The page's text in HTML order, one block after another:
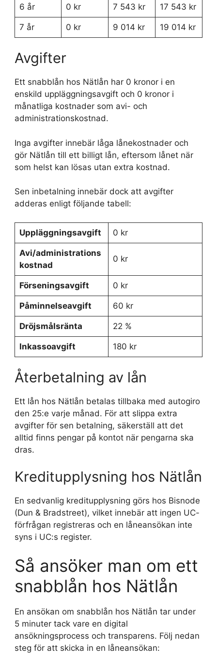
6 år 0 kr 7 543 kr 17 543 kr
7 år 0 kr 9 014 kr 19 014 kr
Avgifter
Ett snabblån hos Nätlån har 0 kronor i en
enskild uppläggningsavgift och 0 kronor i
månatliga kostnader som avi- och
administrationskostnad.
Inga avgifter innebär låga lånekostnader och
gör Nätlån till ett billigt lån, eftersom lånet när
som helst kan lösas utan extra kostnad.
Sen inbetalning innebär dock att avgifter
adderas enligt följande tabell:
Uppläggningsavgift 0 kr
Avi/administrations
kostnad
0 kr
Förseningsavgift 0 kr
Påminnelseavgift 60 kr
Dröjsmålsränta 22 %
Inkassoavgift 180 kr
Återbetalning av lån
Ett lån hos Nätlån betalas tillbaka med autogiro
den 25:e varje månad. För att slippa extra
avgifter för sen betalning, säkerställ att det
alltid finns pengar på kontot när pengarna ska
dras.
Kreditupplysning hos Nätlån
En sedvanlig kreditupplysning görs hos Bisnode
(Dun & Bradstreet), vilket innebär att ingen UC-
förfrågan registreras och en låneansökan inte
syns i UC:s register.
Så ansöker man om ett
snabblån hos Nätlån
En ansökan om snabblån hos Nätlån tar under
5 minuter tack vare en digital
ansökningsprocess och transparens. Följ nedan
steg för att skicka in en låneansökan: